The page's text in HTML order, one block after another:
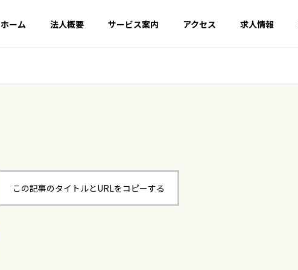
ホーム 法人概要 サービス案内 アクセス 求人情報
この記事のタイトルとURLをコピーする